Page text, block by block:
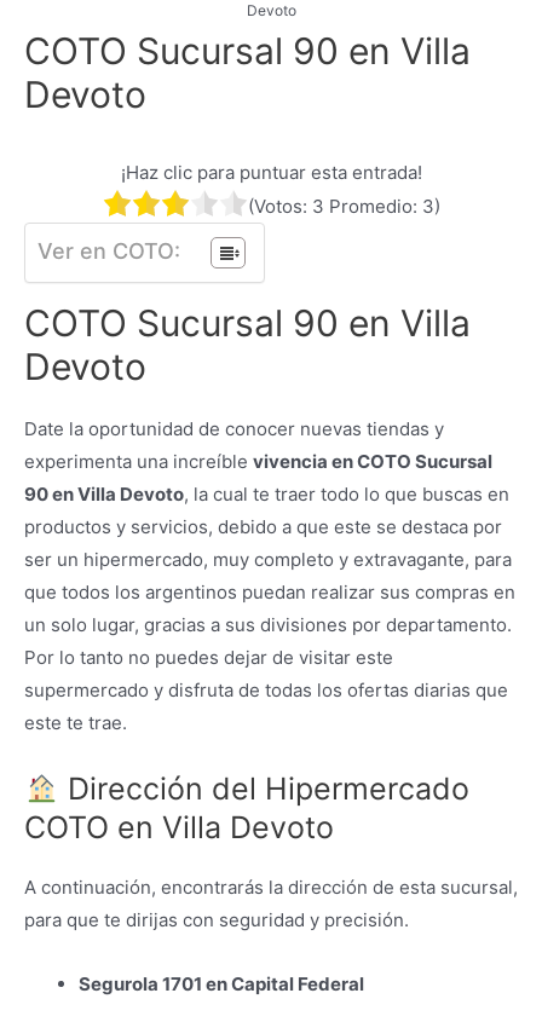
Devoto
COTO Sucursal 90 en Villa
Devoto
¡Haz clic para puntuar esta entrada!
(Votos: 3 Promedio: 3)
Ver en COTO:
COTO Sucursal 90 en Villa
Devoto
Date la oportunidad de conocer nuevas tiendas y
experimenta una increíble vivencia en COTO Sucursal
90 en Villa Devoto, la cual te traer todo lo que buscas en
productos y servicios, debido a que este se destaca por
ser un hipermercado, muy completo y extravagante, para
que todos los argentinos puedan realizar sus compras en
un solo lugar, gracias a sus divisiones por departamento.
Por lo tanto no puedes dejar de visitar este
supermercado y disfruta de todas los ofertas diarias que
este te trae.
Dirección del Hipermercado
COTO en Villa Devoto
A continuación, encontrarás la dirección de esta sucursal,
para que te dirijas con seguridad y precisión.
Segurola 1701 en Capital Federal